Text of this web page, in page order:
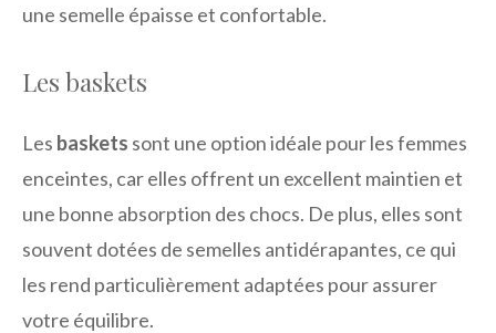
une semelle épaisse et confortable.
Les baskets
Les baskets sont une option idéale pour les femmes
enceintes, car elles offrent un excellent maintien et
une bonne absorption des chocs. De plus, elles sont
souvent dotées de semelles antidérapantes, ce qui
les rend particulièrement adaptées pour assurer
votre équilibre.